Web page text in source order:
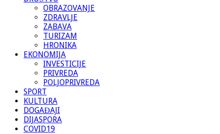
OBRAZOVANJE
ZDRAVLJE
ZABAVA
TURIZAM
HRONIKA
EKONOMIJA
INVESTICIJE
PRIVREDA
POLJOPRIVREDA
SPORT
KULTURA
DOGAĐAJI
DIJASPORA
COVID19